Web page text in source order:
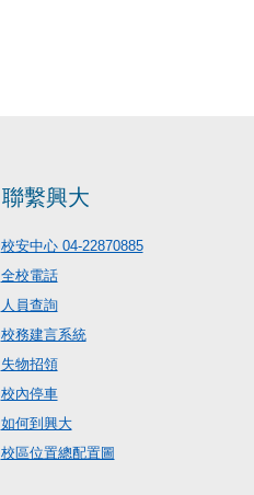
聯繫興大
校安中心 04-22870885
全校電話
人員查詢
校務建言系統
失物招領
校內停車
如何到興大
校區位置總配置圖